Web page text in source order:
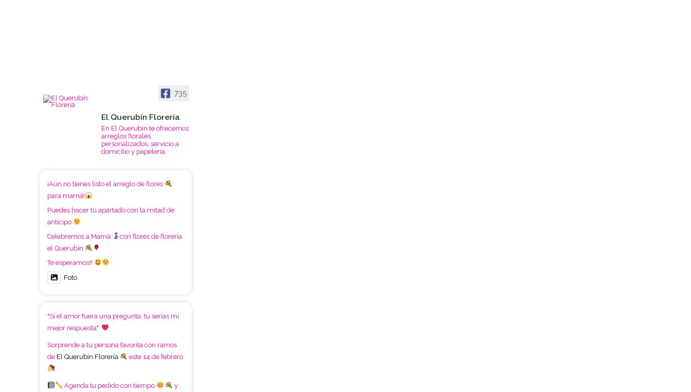
735
El Querubín Florería
En El Querubín te ofrecemos
arreglos florales
personalizados, servicio a
domicilio y papelería.
¡Aún no tienes listo el arreglo de flores
para mamá!
Puedes hacer tu apartado con la mitad de
anticipo
Celebremos a Mamá
con flores de floreria
el Querubín
Te esperamos!!
Foto
"Si el amor fuera una pregunta, tú serías mi
mejor respuesta".
Sorprende a tu persona favorita con ramos
de El Querubín Florería este 14 de febrero
Agenda tu pedido con tiempo
y